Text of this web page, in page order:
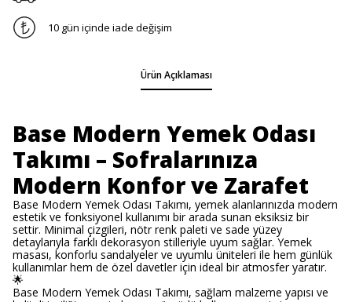
10 gün içinde iade değişim
Ürün Açıklaması
Base Modern Yemek Odası
Takımı – Sofralarınıza
Modern Konfor ve Zarafet
Base Modern Yemek Odası Takımı, yemek alanlarınızda modern
estetik ve fonksiyonel kullanımı bir arada sunan eksiksiz bir
settir. Minimal çizgileri, nötr renk paleti ve sade yüzey
detaylarıyla farklı dekorasyon stilleriyle uyum sağlar. Yemek
masası, konforlu sandalyeler ve uyumlu üniteleri ile hem günlük
kullanımlar hem de özel davetler için ideal bir atmosfer yaratır.
🌟
Base Modern Yemek Odası Takımı, sağlam malzeme yapısı ve